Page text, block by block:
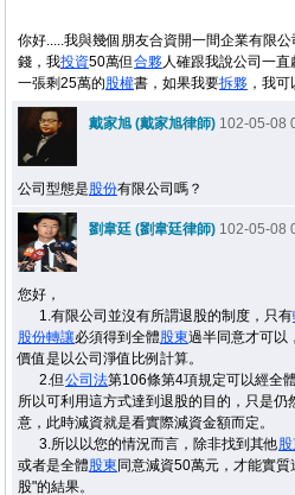
你好.....我與幾個朋友合資開一間企業有限
錢，我投資50萬但合夥人確跟我說公司一
一張剩25萬的股權書，如果我要拆夥 ，我
戴家旭 (戴家旭律師) 102-05-08
公司型態是股份有限公司嗎？
劉韋廷 (劉韋廷律師) 102-05-08
您好，
1.有限公司並沒有所謂退股的制度，只有
股份轉讓必須得到全體股東過半同意才可以
價值是以公司淨值比例計算。
2.但公司法第106條第4項規定可以經全體
所以可利用這方式達到退股的目的，只是仍
意，此時減資就是看實際減資金額而定。
3.所以以您的情況而言，除非找到其他
或者是全體股東 同意減資50萬元，才能實質
股"的結果。